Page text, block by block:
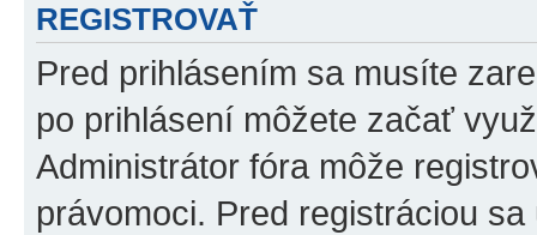
REGISTROVAŤ
Pred prihlásením sa musíte
po prihlásení môžete začať
Administrátor fóra môže
právomoci. Pred registráciou